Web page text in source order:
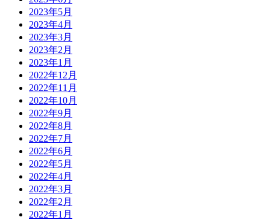
2023年5月
2023年4月
2023年3月
2023年2月
2023年1月
2022年12月
2022年11月
2022年10月
2022年9月
2022年8月
2022年7月
2022年6月
2022年5月
2022年4月
2022年3月
2022年2月
2022年1月